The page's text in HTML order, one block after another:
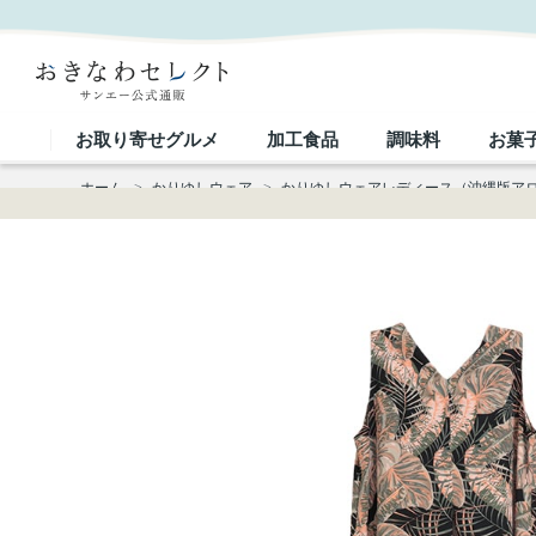
お取り寄せグルメ 加工食品 調味料 お菓
ホーム > かりゆしウェア > かりゆしウェアレディース（沖縄版ア